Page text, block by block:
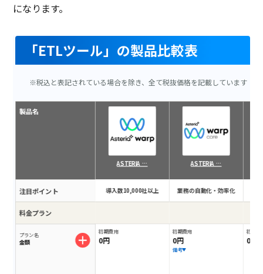
になります。
「ETLツール」の製品比較表
※税込と表記されている場合を除き、全て税抜価格を記載しています
製品名
注目ポイント
料金プラン
プラン名
金額
ASTERIA …
導入数10,000社以上
初期費用
0円
ASTERIA …
業務の自動化・効率化
初期費用
0円
備考
初期費
0円